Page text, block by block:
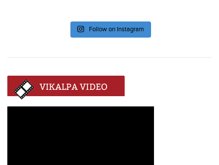
Follow on Instagram